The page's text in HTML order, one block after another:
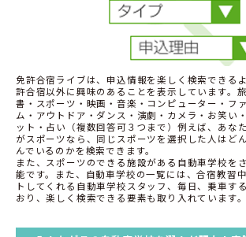
免許合宿ライブは、申込情報を楽しく検索できる
許合宿以外に興味のあることを表示しています。
書・スポーツ・映画・音楽・コンピューター・フ
ム・アウトドア・ダンス・演劇・カメラ・お笑い
ット・占い（複数回答可３つまで）例えば、あな
がスポーツなら、同じスポーツを選択した人はど
んでいるのかを検索できます。
また、スポーツのできる施設がある自動車学校を
能です。また、自動車学校の一覧には、合宿教習
トしてくれる自動車学校スタッフ、毎日、乗車す
おり、楽しく検索できる要素も取り入れています。